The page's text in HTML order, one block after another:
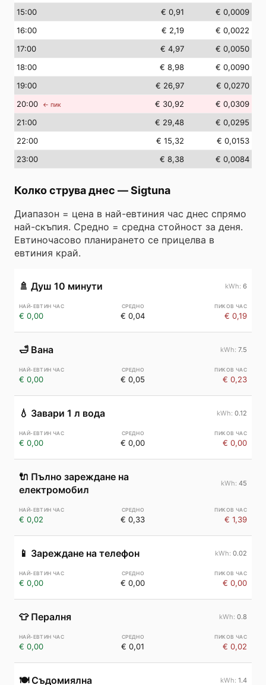
15:00 € 0,91
€ 0,0009
16:00 € 2,19
€ 0,0022
17:00 € 4,97
€ 0,0050
18:00 € 8,98
€ 0,0090
19:00 € 26,97
€ 0,0270
20:00 ← пик € 30,92
€ 0,0309
21:00 € 29,48
€ 0,0295
22:00 € 15,32
€ 0,0153
23:00 € 8,38 € 0,0084
Колко струва днес —Sigtuna
Диапазон = цена в най-евтиния час днес спрямо
най-скъпия. Средно = средна стойност за деня.
Евтиночасово планирането се прицелва в
евтиния край.
🚿 Душ 10 минути 6
€ 0,00 € 0,04 € 0,19
🛁 Вана 7.5
€ 0,00 € 0,05 € 0,23
💧 Завари 1 л вода 0.12
€ 0,00 € 0,00 € 0,00
🔌 Пълно зареждане на
електромобил
45
€ 0,02 € 0,33 € 1,39
📱 Зареждане на телефон 0.02
€ 0,00 € 0,00 € 0,00
👕 Пералня 0.8
€ 0,00 € 0,01 € 0,02
🍽️ Съдомиялна 1.4